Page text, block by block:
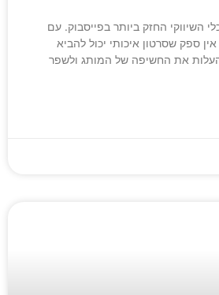
השיווקי החזק ביותר בפייסבוק. עם
אין ספק שסרטון איכותי יכול להביא
את החשיפה של המותג ולשפר